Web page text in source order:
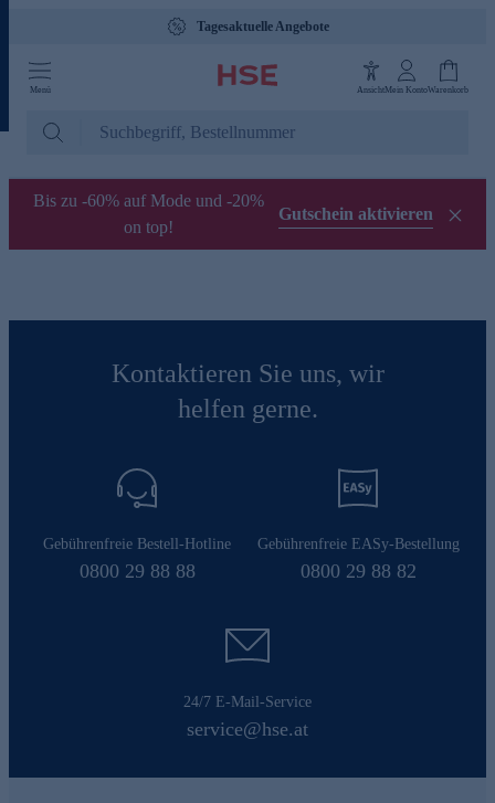
Tagesaktuelle Angebote
Menü AnsichtMein KontoWarenkorb
Bis zu -60% auf Mode und -20%
on top!
Gutschein aktivieren
Kontaktieren Sie uns, wir
helfen gerne.
Gebührenfreie Bestell-Hotline
0800 29 88 88
Gebührenfreie EASy-Bestellung
0800 29 88 82
24/7 E-Mail-Service
service@hse.at